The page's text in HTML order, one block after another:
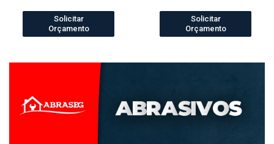
Solicitar
Orçamento
Solicitar
Orçamento